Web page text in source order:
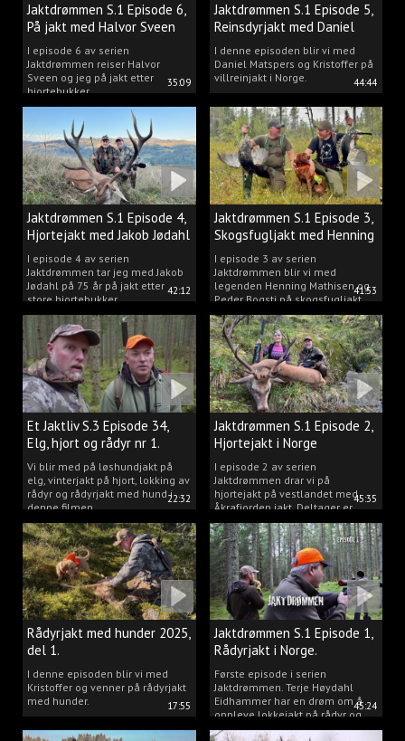
35:09
Jaktdrømmen S.1 Episode 6,
På jakt med Halvor Sveen
I episode 6 av serien
Jaktdrømmen reiser Halvor
Sveen og jeg på jakt etter
hjortebukker.
44:44
Jaktdrømmen S.1 Episode 5,
Reinsdyrjakt med Daniel
Matspers.
I denne episoden blir vi med
Daniel Matspers og Kristoffer på
villreinjakt i Norge.
42:12
Jaktdrømmen S.1 Episode 4,
Hjortejakt med Jakob Jødahl
I episode 4 av serien
Jaktdrømmen tar jeg med Jakob
Jødahl på 75 år på jakt etter
store hjortebukker.
41:53
Jaktdrømmen S.1 Episode 3,
Skogsfugljakt med Henning
og Peder
I episode 3 av serien
Jaktdrømmen blir vi med
legenden Henning Mathisen og
Peder Bogsti på skogsfugljakt.
22:32
Et Jaktliv S.3 Episode 34,
Elg, hjort og rådyr nr 1.
2025
Vi blir med på løshundjakt på
elg, vinterjakt på hjort, lokking av
rådyr og rådyrjakt med hund i
denne filmen.
45:35
Jaktdrømmen S.1 Episode 2,
Hjortejakt i Norge
I episode 2 av serien
Jaktdrømmen drar vi på
hjortejakt på vestlandet med
Åkrafjorden jakt. Deltager er
Michelle Sofi Thomassen.
17:55
Rådyrjakt med hunder 2025,
del 1.
I denne episoden blir vi med
Kristoffer og venner på rådyrjakt
med hunder.
45:24
Jaktdrømmen S.1 Episode 1,
Rådyrjakt i Norge.
Første episode i serien
Jaktdrømmen. Terje Høydahl
Eidhammer har en drøm om å
oppleve lokkejakt på rådyr og
målet vårt er å gjøre den